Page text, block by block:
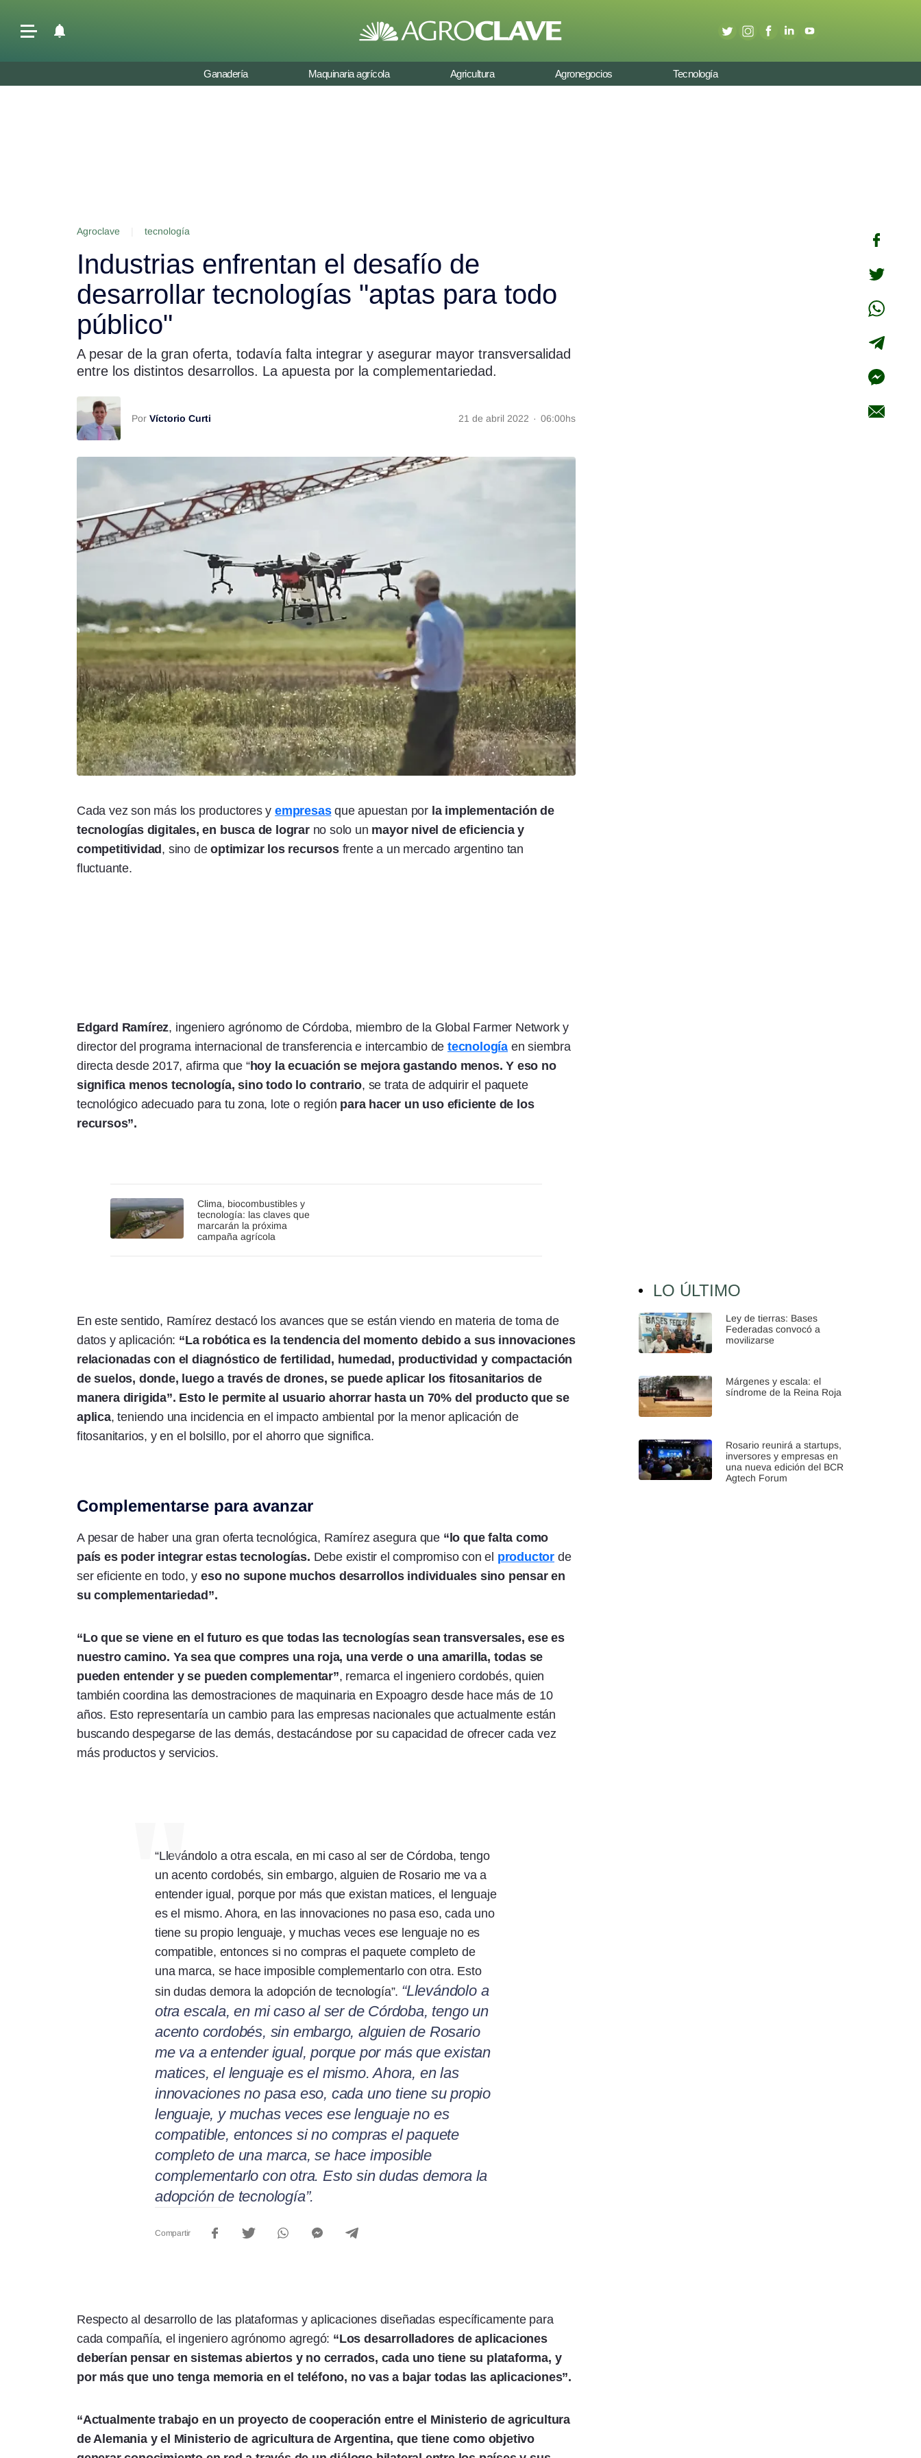
Seguinos
Ganadería Maquinaria agrícola Agricultura Agronegocios Tecnología
Agroclave tecnología
Industrias enfrentan el desafío de
desarrollar tecnologías "aptas para todo
público"
A pesar de la gran oferta, todavía falta integrar y asegurar mayor transversalidad
entre los distintos desarrollos. La apuesta por la complementariedad.
Por Víctorio Curti 21 de abril 2022 · 06:00hs
Cada vez son más los productores y empresasque apuestan por la implementación de
tecnologías digitales, en busca de lograrno solo un mayor nivel de eficiencia y
competitividad, sino deoptimizar los recursosfrente a un mercado argentino tan
fluctuante.
Edgard Ramírez, ingeniero agrónomo de Córdoba, miembro de la Global Farmer Network y
director del programa internacional de transferencia e intercambio de tecnología en siembra
directa desde 2017, afirma que “hoy la ecuación se mejora gastando menos. Y eso no
significa menos tecnología, sino todo lo contrario, se trata de adquirir el paquete
tecnológico adecuado para tu zona, lote o región para hacer un uso eficiente de los
recursos”.
Clima, biocombustibles y
tecnología: las claves que
marcarán la próxima
campaña agrícola
En este sentido, Ramírez destacó los avances que se están viendo en materia de toma de
datos y aplicación: “La robótica es la tendencia del momento debido a sus innovaciones
relacionadas con el diagnóstico de fertilidad, humedad, productividad y compactación
de suelos, donde, luego a través de drones, se puede aplicar los fitosanitarios de
manera dirigida”. Esto le permite al usuario ahorrar hasta un 70% del producto que se
aplica, teniendo una incidencia en el impacto ambiental por la menor aplicación de
fitosanitarios, y en el bolsillo, por el ahorro que significa.
Complementarse para avanzar
A pesar de haber una gran oferta tecnológica, Ramírez asegura que “lo que falta como
país es poder integrar estas tecnologías. Debe existir el compromiso con el productor de
ser eficiente en todo, yeso no supone muchos desarrollos individuales sino pensar en
su complementariedad”.
“Lo que se viene en el futuro es que todas las tecnologías sean transversales, ese es
nuestro camino. Ya sea que compres una roja, una verde o una amarilla, todas se
pueden entender y se pueden complementar”, remarca el ingeniero cordobés, quien
también coordina las demostraciones de maquinaria en Expoagro desde hace más de 10
años. Esto representaría un cambio para las empresas nacionales que actualmente están
buscando despegarse de las demás, destacándose por su capacidad de ofrecer cada vez
más productos y servicios.
“Llevándolo a otra escala, en mi caso al ser de Córdoba, tengo
un acento cordobés, sin embargo, alguien de Rosario me va a
entender igual, porque por más que existan matices, el lenguaje
es el mismo. Ahora, en las innovaciones no pasa eso, cada uno
tiene su propio lenguaje, y muchas veces ese lenguaje no es
compatible, entonces si no compras el paquete completo de
una marca, se hace imposible complementarlo con otra. Esto
sin dudas demora la adopción de tecnología”. “Llevándolo a
otra escala, en mi caso al ser de Córdoba, tengo un
acento cordobés, sin embargo, alguien de Rosario
me va a entender igual, porque por más que existan
matices, el lenguaje es el mismo. Ahora, en las
innovaciones no pasa eso, cada uno tiene su propio
lenguaje, y muchas veces ese lenguaje no es
compatible, entonces si no compras el paquete
completo de una marca, se hace imposible
complementarlo con otra. Esto sin dudas demora la
adopción de tecnología”.
Compartir
Respecto al desarrollo de las plataformas y aplicaciones diseñadas específicamente para
cada compañía, el ingeniero agrónomo agregó: “Los desarrolladores de aplicaciones
deberían pensar en sistemas abiertos y no cerrados, cada uno tiene su plataforma, y
por más que uno tenga memoria en el teléfono, no vas a bajar todas las aplicaciones”.
“Actualmente trabajo en un proyecto de cooperación entre el Ministerio de agricultura
de Alemania y el Ministerio de agricultura de Argentina, que tiene como objetivo
LO ÚLTIMO
Ley de tierras: Bases
Federadas convocó a
movilizarse
Márgenes y escala: el
síndrome de la Reina Roja
Rosario reunirá a startups,
inversores y empresas en
una nueva edición del BCR
Agtech Forum